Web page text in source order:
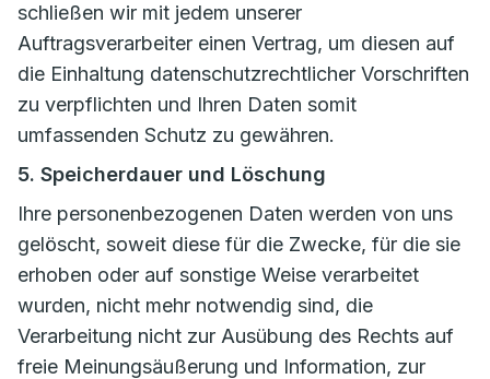
schließen wir mit jedem unserer
Auftragsverarbeiter einen Vertrag, um diesen auf
die Einhaltung datenschutzrechtlicher Vorschriften
zu verpflichten und Ihren Daten somit
umfassenden Schutz zu gewähren.
5. Speicherdauer und Löschung
Ihre personenbezogenen Daten werden von uns
gelöscht, soweit diese für die Zwecke, für die sie
erhoben oder auf sonstige Weise verarbeitet
wurden, nicht mehr notwendig sind, die
Verarbeitung nicht zur Ausübung des Rechts auf
freie Meinungsäußerung und Information, zur